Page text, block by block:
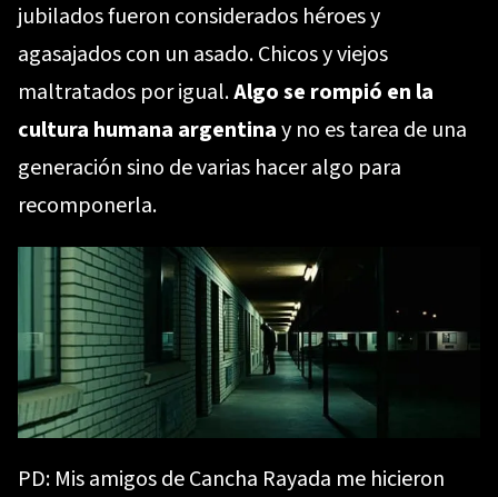
jubilados fueron considerados héroes y
agasajados con un asado. Chicos y viejos
maltratados por igual.Algo se rompió en la
cultura humana argentinay no es tarea de una
generación sino de varias hacer algo para
recomponerla.
PD: Mis amigos deCancha Rayada me hicieron